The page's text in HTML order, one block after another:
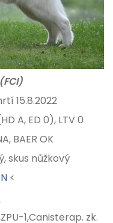
15.8.2022
A, ED 0), LTV 0
BAER OK
skus nůžkový
<
1,Canisterap. zk.